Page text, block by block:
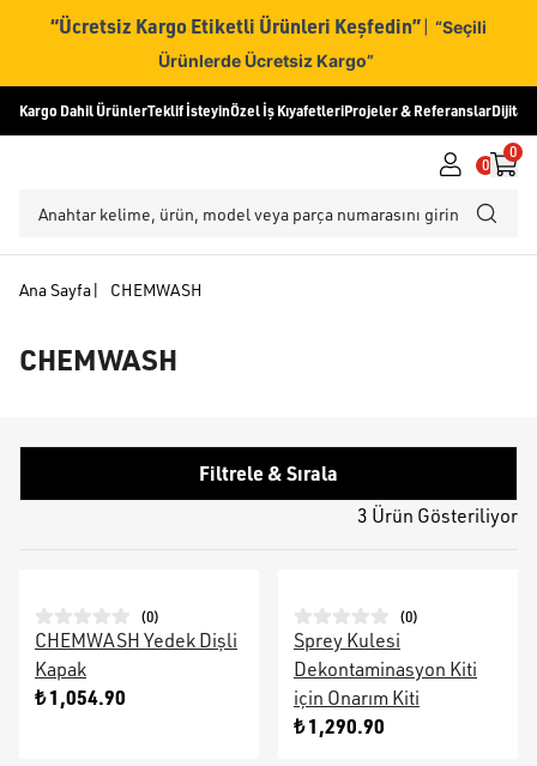
“Ücretsiz Kargo Etiketli Ürünleri Keşfedin” | “Seçili
Ürünlerde Ücretsiz Kargo”
Kargo Dahil ÜrünlerTeklif İsteyinÖzel İş KıyafetleriProjeler & ReferanslarDijital
0
0
Ana Sayfa| CHEMWASH
CHEMWASH
Filtrele & Sırala
3 Ürün Gösteriliyor
(0)
CHEMWASH Yedek Dişli
Kapak
₺ 1,054.90
(0)
Sprey Kulesi
Dekontaminasyon Kiti
için Onarım Kiti
₺ 1,290.90